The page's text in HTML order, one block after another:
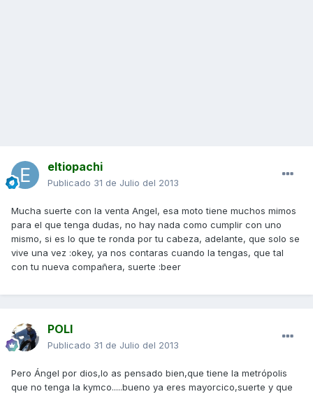
eltiopachi
Publicado 31 de Julio del 2013
Mucha suerte con la venta Angel, esa moto tiene muchos mimos
para el que tenga dudas, no hay nada como cumplir con uno
mismo, si es lo que te ronda por tu cabeza, adelante, que solo se
vive una vez :okey, ya nos contaras cuando la tengas, que tal
con tu nueva compañera, suerte :beer
POLI
Publicado 31 de Julio del 2013
Pero Ángel por dios,lo as pensado bien,que tiene la metrópolis
que no tenga la kymco.....bueno ya eres mayorcico,suerte y que